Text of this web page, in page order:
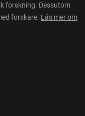
forskning. Dessutom
forskare. Läs mer om